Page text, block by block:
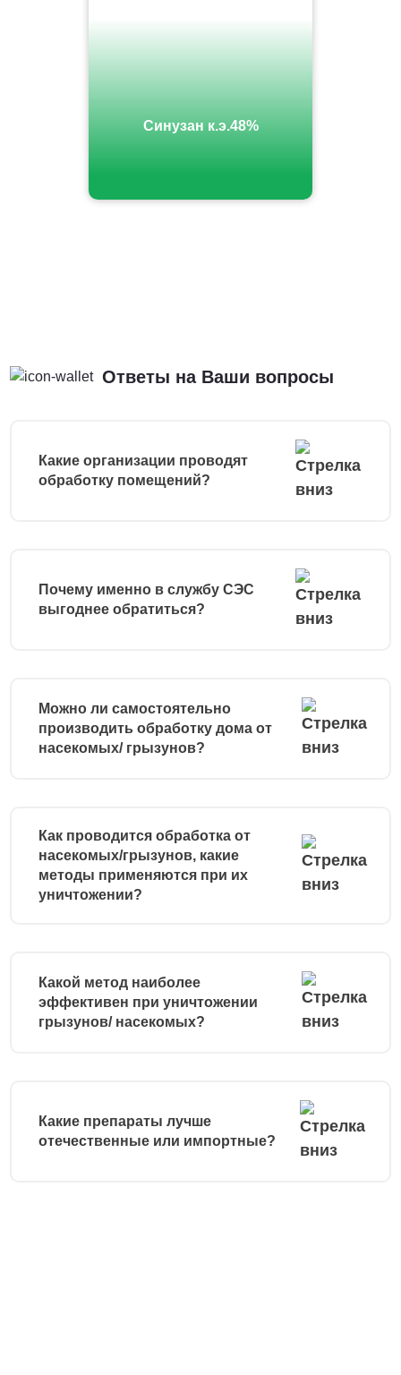
Синузан к.э.48%
Ответы на Ваши вопросы
Какие организации проводят
обработку помещений?
Почему именно в службу СЭС
выгоднее обратиться?
Можно ли самостоятельно
производить обработку дома от
насекомых/ грызунов?
Как проводится обработка от
насекомых/грызунов, какие
методы применяются при их
уничтожении?
Какой метод наиболее
эффективен при уничтожении
грызунов/ насекомых?
Какие препараты лучше
отечественные или импортные?